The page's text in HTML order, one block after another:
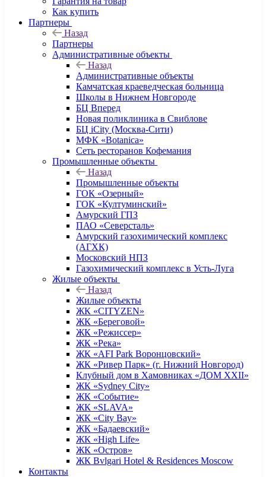
Как купить
Партнеры
Назад
Партнеры
Административные объекты
Назад
Административные объекты
Камчатская краеведческая больница
Школы в Нижнем Новгороде
БЦ Вперед
Новая поликлиника в Свиблове
БЦ iCity (Москва-Сити)
МФК «Botanica»
Сеть ресторанов Кофемания
Промышленные объекты
Назад
Промышленные объекты
ГОК «Озерный»
ГОК «Култуминский»
Амурский ГПЗ
ПАО «Северсталь»
Амурский газохимический комплекс
(АГХК)
Московский НПЗ
Газохимический комплекс в Усть-Луга
Жилые объекты
Назад
Жилые объекты
ЖК «CITYZEN»
ЖК «Береговой»
ЖК «Режиссер»
ЖК «Река»
ЖК «AFI Park Воронцовский»
ЖК «Ривер Парк» (г. Нижний Новгород)
Клубный дом в Хамовниках «ДОМ XXII»
ЖК «Sydney City»
ЖК «Событие»
ЖК «SLAVA»
ЖК «City Bay»
ЖК «Бадаевский»
ЖК «High Life»
ЖК «Остров»
ЖК Bvlgari Hotel & Residences Moscow
Контакты